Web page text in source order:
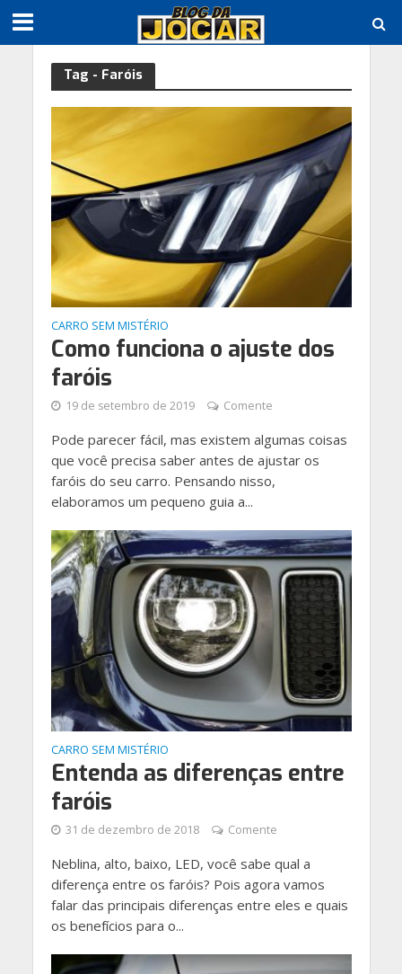
Tag - Faróis
CARRO SEM MISTÉRIO
Como funciona o ajuste dos
faróis
19 de setembro de 2019 Comente
Pode parecer fácil, mas existem algumas coisas
que você precisa saber antes de ajustar os
faróis do seu carro. Pensando nisso,
elaboramos um pequeno guia a...
CARRO SEM MISTÉRIO
Entenda as diferenças entre
faróis
31 de dezembro de 2018 Comente
Neblina, alto, baixo, LED, você sabe qual a
diferença entre os faróis? Pois agora vamos
falar das principais diferenças entre eles e quais
os benefícios para o...